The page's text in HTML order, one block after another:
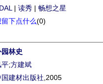
| 读秀 | 畅想之星
下点什么(0)
林史
平;方建斌
国建材出版社 ,2005